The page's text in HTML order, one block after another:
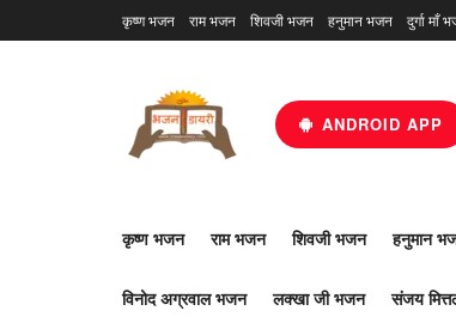
कृष्ण भजन राम भजन शिवजी भजन हनुमान भजन दुर्गा माँ
ANDROID APP
कृष्ण भजन राम भजन शिवजी भजन हनुमान
विनोद अग्रवाल भजन लक्खा जी भजन संजय